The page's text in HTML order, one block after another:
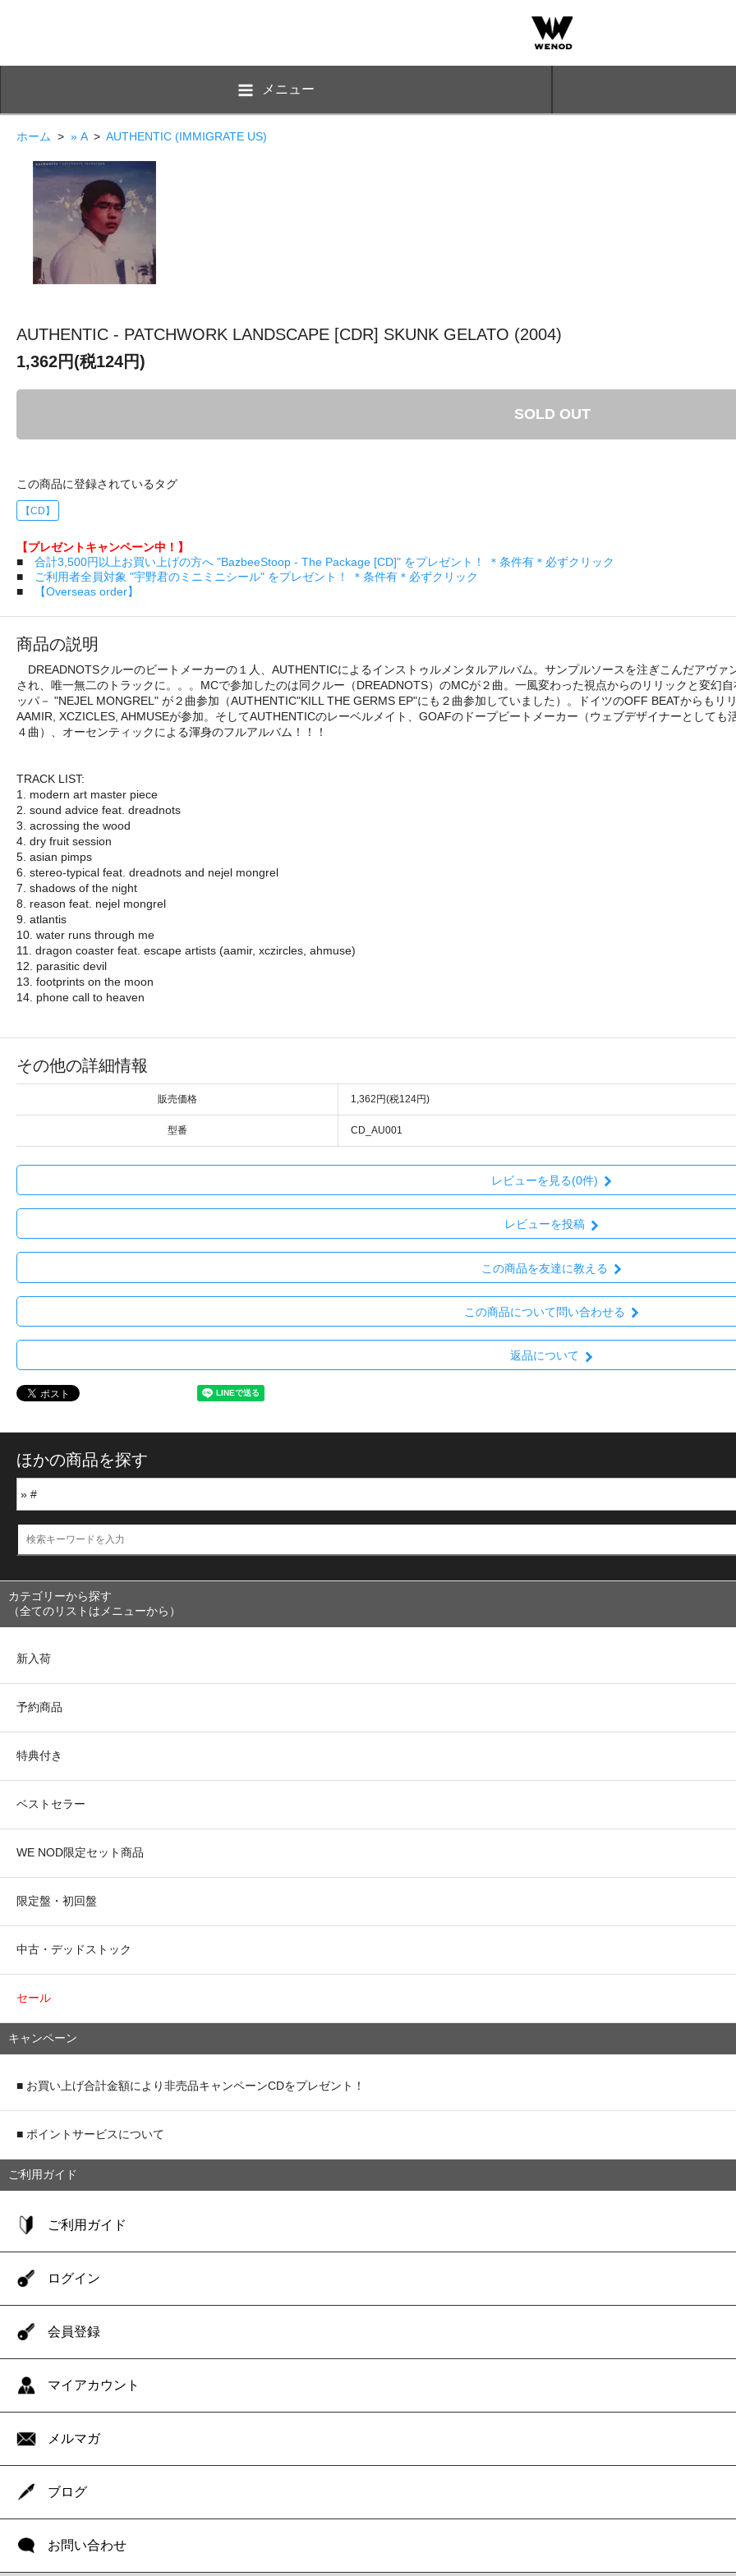
メニュー
ホーム > » A> AUTHENTIC (IMMIGRATE US)
AUTHENTIC - PATCHWORK LANDSCAPE [CDR] SKUNK GELATO (2004)
1,362円(税124円)
SOLD OUT
この商品に登録されているタグ
【CD】
【プレゼントキャンペーン中！】
■ 合計3,500円以上お買い上げの方へ "BazbeeStoop - The Package [CD]" をプレゼント！ ＊条件有＊必ずクリック
■
ご利用者全員対象 "宇野君のミニミニシール" をプレゼント！ ＊条件有＊必ずクリック
■
【Overseas order】
商品の説明
DREADNOTSクルーのビートメーカーの１人、AUTHENTICによるインストゥルメンタルアルバム。サンプルソースを注ぎこんだアヴ
され、唯一無二のトラックに。。。MCで参加したのは同クルー（DREADNOTS）のMCが２曲。一風変わった視点からのリリックと変幻
ッパ－ "NEJEL MONGREL" が２曲参加（AUTHENTIC"KILL THE GERMS EP"にも２曲参加していました）。ドイツのOFF BEATからも
AAMIR, XCZICLES, AHMUSEが参加。そしてAUTHENTICのレーベルメイト、GOAFのドープビートメーカー（ウェブデザイナーとして
４曲）、オーセンティックによる渾身のフルアルバム！！！
TRACK LIST:
1. modern art master piece
2. sound advice feat. dreadnots
3. acrossing the wood
4. dry fruit session
5. asian pimps
6. stereo-typical feat. dreadnots and nejel mongrel
7. shadows of the night
8. reason feat. nejel mongrel
9. atlantis
10. water runs through me
11. dragon coaster feat. escape artists (aamir, xczircles, ahmuse)
12. parasitic devil
13. footprints on the moon
14. phone call to heaven
その他の詳細情報
販売価格 1,362円(税124円)
型番 CD_AU001
レビューを見る(0件)
レビューを投稿
この商品を友達に教える
この商品について問い合わせる
返品について
ほかの商品を探す
カテゴリーから探す
（全てのリストはメニューから）
新入荷
予約商品
特典付き
ベストセラー
WE NOD限定セット商品
限定盤・初回盤
中古・デッドストック
セール
キャンペーン
■ お買い上げ合計金額により非売品キャンペーンCDをプレゼント！
■ ポイントサービスについて
ご利用ガイド
ご利用ガイド
ログイン
会員登録
マイアカウント
メルマガ
ブログ
お問い合わせ